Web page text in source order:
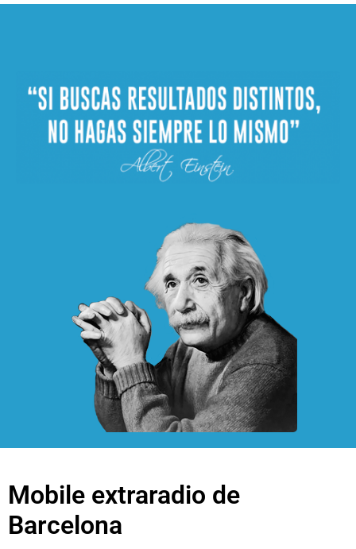
Mobile extraradio de
Barcelona